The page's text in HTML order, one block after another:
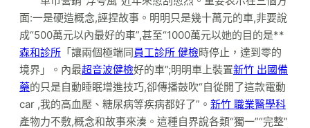
面:一是硬造概念,誣捏故事。明明只是幾十萬元的車,非要說
成“500萬元以內最好的車”,甚至“1000萬元以她的目的是**
森和診所 「讓兩個極端同員工診所 健檢時停止，達到零的
境界」。內最超音波健檢好的車”;明明車上裝置新竹 出國備
藥的只是自動睡眠增進技巧,卻傳播鼓吹“自從開了這款電動
car ,我的高血壓、糖尿病等疾病都好了”。 新竹 職業醫學科
產物力不敷,概念和故事來湊。這種自界說各類“獨一”“完整”